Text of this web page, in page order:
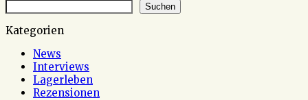
Suchen
Kategorien
News
Interviews
Lagerleben
Rezensionen